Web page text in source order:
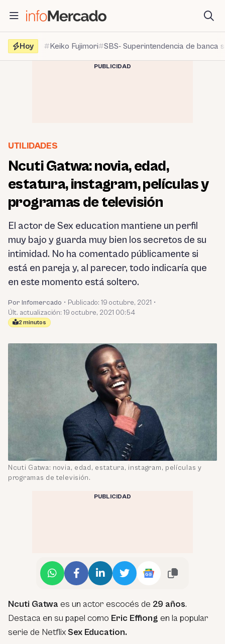
contenido
Hoy
Keiko Fujimori SBS- Superintendencia de banca
PUBLICIDAD
UTILIDADES
Ncuti Gatwa: novia, edad,
estatura, instagram, películas y
programas de televisión
El actor de Sex education mantiene un perfil
muy bajo y guarda muy bien los secretos de su
intimidad. No ha comentado públicamente si
está en pareja y, al parecer, todo indicaría que
en este momento está soltero.
Por Infomercado • Publicado: 19 octubre, 2021 •
Últ. actualización: 19 octubre, 2021 00:54
2 minutos
Ncuti Gatwa: novia, edad, estatura, instagram, películas y
programas de televisión.
PUBLICIDAD
Ncuti Gatwa es un actor escocés de 29 años.
Destaca en su papel como Eric Effiong en la popular
serie de NetflixSex Education.